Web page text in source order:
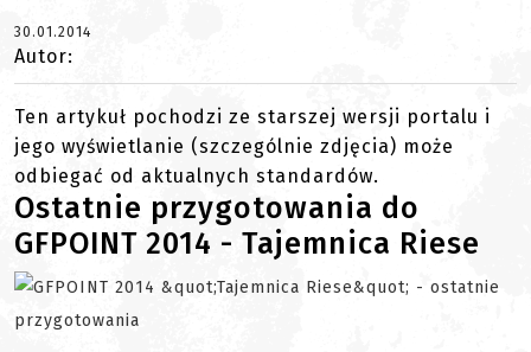
30.01.2014
Autor:
Ten artykuł pochodzi ze starszej wersji portalu i
jego wyświetlanie (szczególnie zdjęcia) może
odbiegać od aktualnych standardów.
Ostatnie przygotowania do
GFPOINT 2014 - Tajemnica Riese